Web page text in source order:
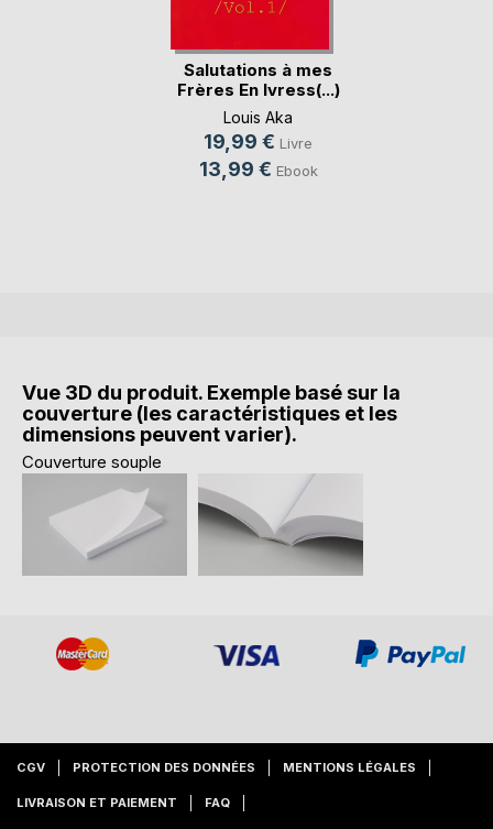
Salutations à mes
Frères En Ivress(...)
Louis Aka
19,99 € Livre
13,99 € Ebook
Vue 3D du produit. Exemple basé sur la
couverture (les caractéristiques et les
dimensions peuvent varier).
Couverture souple
CGV PROTECTION DES DONNÉES MENTIONS LÉGALES
LIVRAISON ET PAIEMENT FAQ